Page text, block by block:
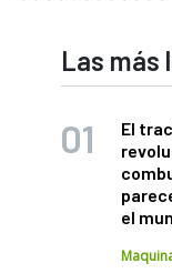
Las más
El
el